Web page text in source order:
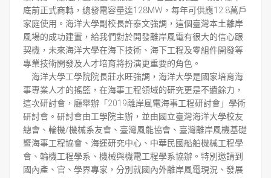
底前正式商轉，總發電容量達128MW，每年可供應12.8萬戶
家庭使用。海洋大學副校長許泰文強調，這個臺灣本土離岸
風場的成功建置，給我們對於開發離岸風電有很大的信心跟
契機，未來海洋大學在海下技術、海下工程及零組件開發等
專業技術開發及人才培育將扮演更重要的角色。
海洋大學工學院院長莊水旺強調，海洋大學是國家培育海
事專業人才的搖籃，在海事工程領域的研究更是不遺餘力，
這次研討會，廳舉辦「2019離岸風電海事工程研討會」學術
研討會。研討會由工學院主辦，並由國立臺灣海洋大學校友
總會、輪機/機械系友會、臺灣風能協會、臺灣離岸風機基礎
暨海事工程協會、海運研究中心、中華民國船舶機械工程學
會、輪機工程學系、機械與機電工程學系協辦。特別邀請到
國內產、官、學界專家，分別就國內外離岸風電現況、發展